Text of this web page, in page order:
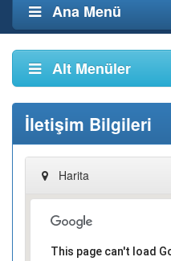
Ana Menü
Alt Menüler
İletişim Bilgileri
Harita
This page can't load